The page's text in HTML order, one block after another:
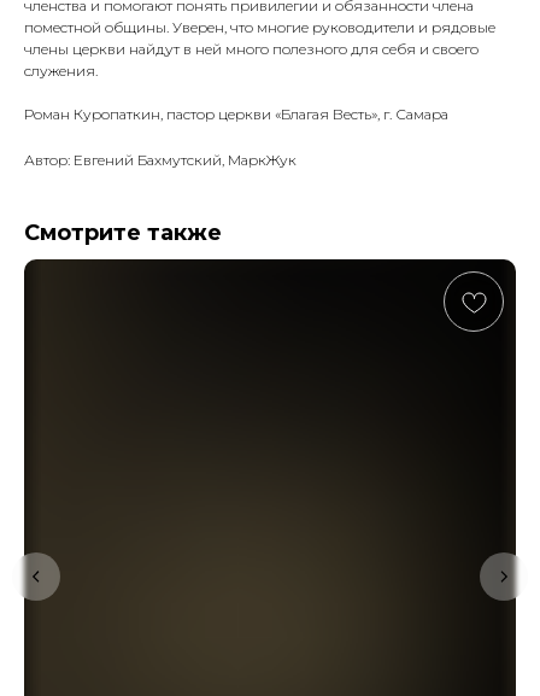
членства и помогают понять привилегии и обязанности члена
поместной общины. Уверен, что многие руководители и рядовые
члены церкви найдут в ней много полезного для себя и своего
служения.
Роман Куропаткин, пастор церкви «Благая Весть», г. Самара
Автор: Евгений Бахмутский, МаркЖук
Смотрите также